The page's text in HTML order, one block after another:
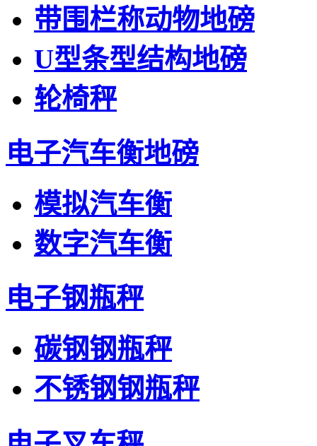
带围栏称动物地磅
U型条型结构地磅
轮椅秤
电子汽车衡地磅
模拟汽车衡
数字汽车衡
电子钢瓶秤
碳钢钢瓶秤
不锈钢钢瓶秤